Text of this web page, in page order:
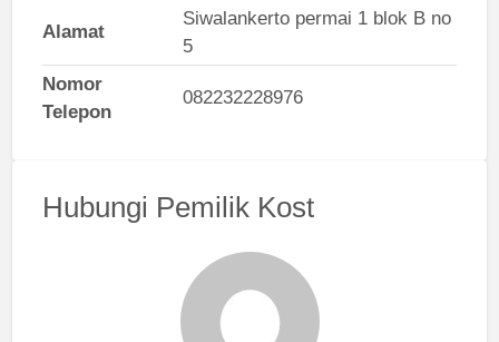
Alamat
Siwalankerto permai 1 blok B no
5
Nomor
Telepon
082232228976
Hubungi Pemilik Kost